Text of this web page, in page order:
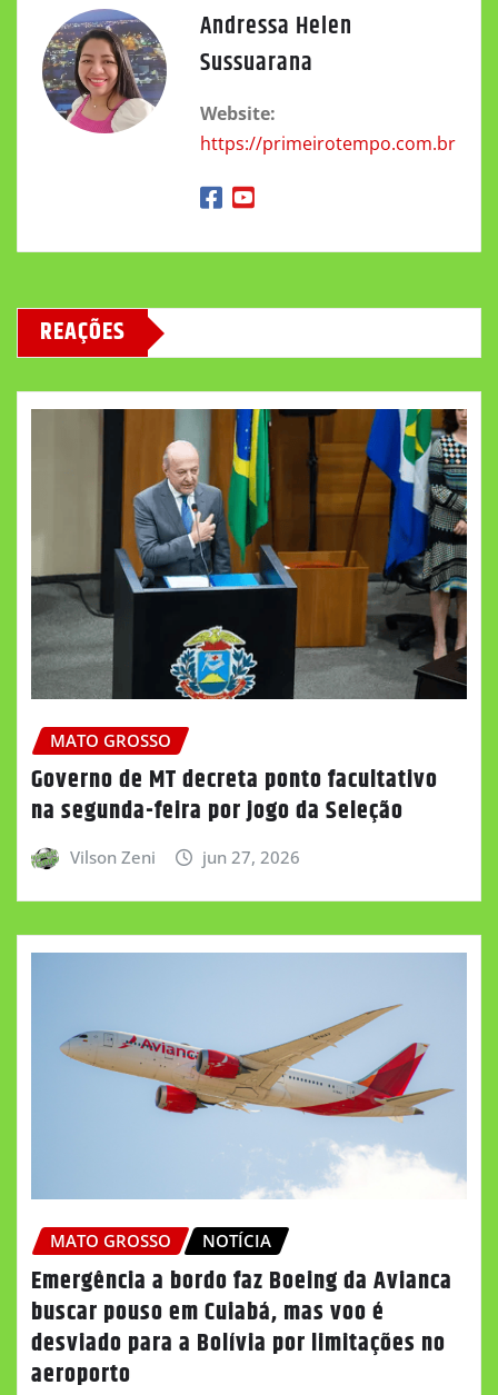
Andressa Helen
Sussuarana
Website:
https://primeirotempo.com.br
REAÇÕES
MATO GROSSO
Governo de MT decreta ponto facultativo
na segunda-feira por jogo da Seleção
Vilson Zeni jun 27, 2026
MATO GROSSO NOTÍCIA
Emergência a bordo faz Boeing da Avianca
buscar pouso em Cuiabá, mas voo é
desviado para a Bolívia por limitações no
aeroporto